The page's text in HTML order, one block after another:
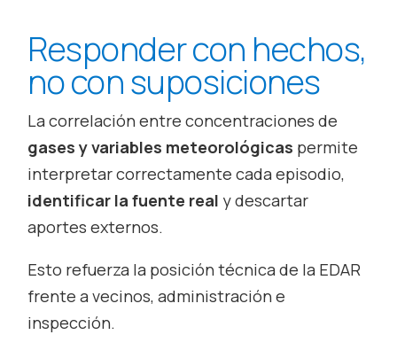
Responder con hechos,
no con suposiciones
La correlación entre concentraciones de
gases y variables meteorológicas permite
interpretar correctamente cada episodio,
identificar la fuente real y descartar
aportes externos.
Esto refuerza la posición técnica de la EDAR
frente a vecinos, administración e
inspección.